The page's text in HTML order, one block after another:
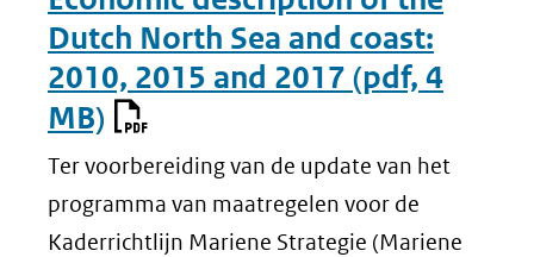
Dutch North Sea and coast:
2010, 2015 and 2017 (pdf, 4
MB)
Ter voorbereiding van de update van het
programma van maatregelen voor de
Kaderrichtlijn Mariene Strategie (Mariene